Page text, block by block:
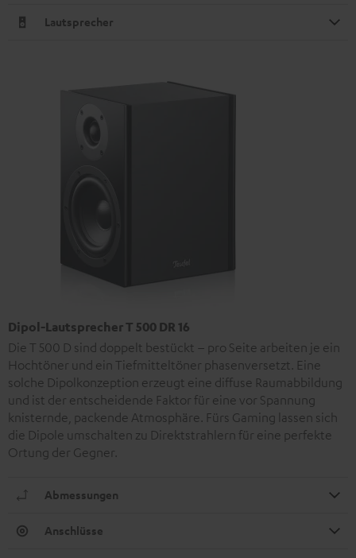
Lautsprecher
Dipol-Lautsprecher T 500 DR 16
Die T 500 D sind doppelt bestückt – pro Seite arbeiten je ein
Hochtöner und ein Tiefmitteltöner phasenversetzt. Eine
solche Dipolkonzeption erzeugt eine diffuse Raumabbildung
und ist der entscheidende Faktor für eine vor Spannung
knisternde, packende Atmosphäre. Fürs Gaming lassen sich
die Dipole umschalten zu Direktstrahlern für eine perfekte
Ortung der Gegner.
Abmessungen
Anschlüsse